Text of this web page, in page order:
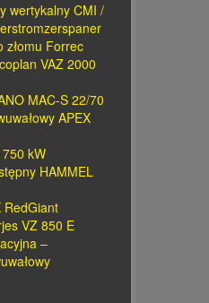
wertykalny CMI /
złomu Forrec
VAZ 2000
MAC-S 22/70
APEX
kW
HAMMEL
RedGiant
VZ 850 E
–